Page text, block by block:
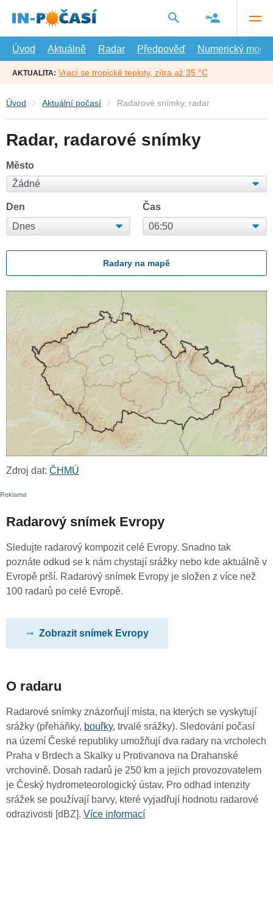
hlavní
Úvod
Aktuálně Radar Předpověď Numerický model
AKTUALITA: Vrací se tropické teploty, zítra až 35 °C
Úvod Aktuální počasí Radarové snímky, radar
Radar, radarové snímky
Město
Den Čas
Radary na mapě
Zdroj dat: ČHMÚ
Radarový snímek Evropy
Sledujte radarový kompozit celé Evropy. Snadno tak
poznáte odkud se k nám chystají srážky nebo kde aktuálně v
Evropě prší. Radarový snímek Evropy je složen z více než
100 radarů po celé Evropě.
Zobrazit snímek Evropy
O radaru
Radarové snímky znázorňují místa, na kterých se vyskytují
srážky (přeháňky, bouřky, trvalé srážky). Sledování počasí
na území České republiky umožňují dva radary na vrcholech
Praha v Brdech a Skalky u Protivanova na Drahanské
vrchovině. Dosah radarů je 250 km a jejich provozovatelem
je Český hydrometeorologický ústav. Pro odhad intenzity
srážek se používají barvy, které vyjadřují hodnotu radarové
odrazivosti [dBZ]. Více informací